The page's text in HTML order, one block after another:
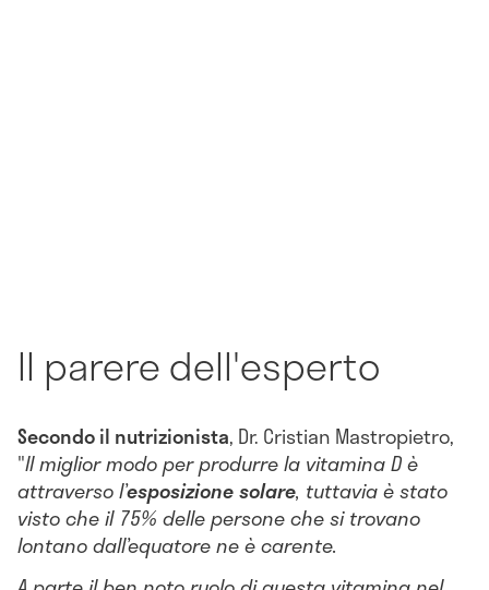
Il parere dell'esperto
Secondo il nutrizionista, Dr. Cristian Mastropietro,
"Il miglior modo per produrre la vitamina D è
attraverso l’esposizione solare, tuttavia è stato
visto che il 75% delle persone che si trovano
lontano dall’equatore ne è carente.